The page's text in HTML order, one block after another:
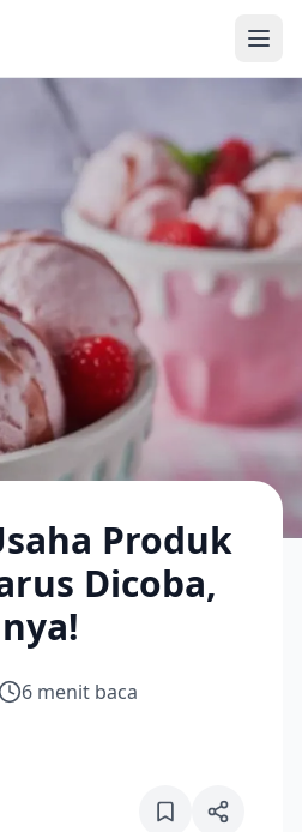
Produk
Dicoba,
6 menit baca